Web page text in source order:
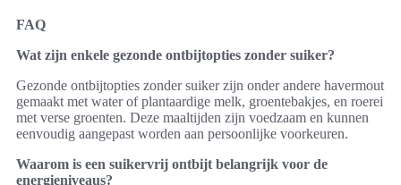
FAQ
Wat zijn enkele gezonde ontbijtopties zonder suiker?
Gezonde ontbijtopties zonder suiker zijn onder andere havermout
gemaakt met water of plantaardige melk, groentebakjes, en roerei
met verse groenten. Deze maaltijden zijn voedzaam en kunnen
eenvoudig aangepast worden aan persoonlijke voorkeuren.
Waarom is een suikervrij ontbijt belangrijk voor de
energieniveaus?